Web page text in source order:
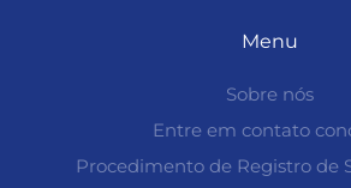
Menu
Sobre nós
Entre em contato
Procedimento de Registro de